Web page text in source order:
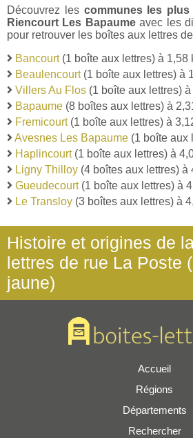
Découvrez les communes les
Riencourt Les Bapaumeavec les
pour retrouver les boîtes aux lettres
Bancourt(1 boîte aux lettres) à 1,58
Beaulencourt(1 boîte aux lettres) à
Villers Au Flos (1 boîte aux lettres)
Bapaume (8 boîtes aux lettres) à
Fremicourt(1 boîte aux lettres) à
Avesnes Les Bapaume (1 boîte aux
Haplincourt(1 boîte aux lettres) à
Ligny Thilloy (4 boîtes aux lettres) à
Gueudecourt(1 boîte aux lettres) à
Le Transloy (3 boîtes aux lettres) à
Histoire et origines de
lettres de rue La Poste
jaune)
Accueil
Régions
Départements
Rechercher